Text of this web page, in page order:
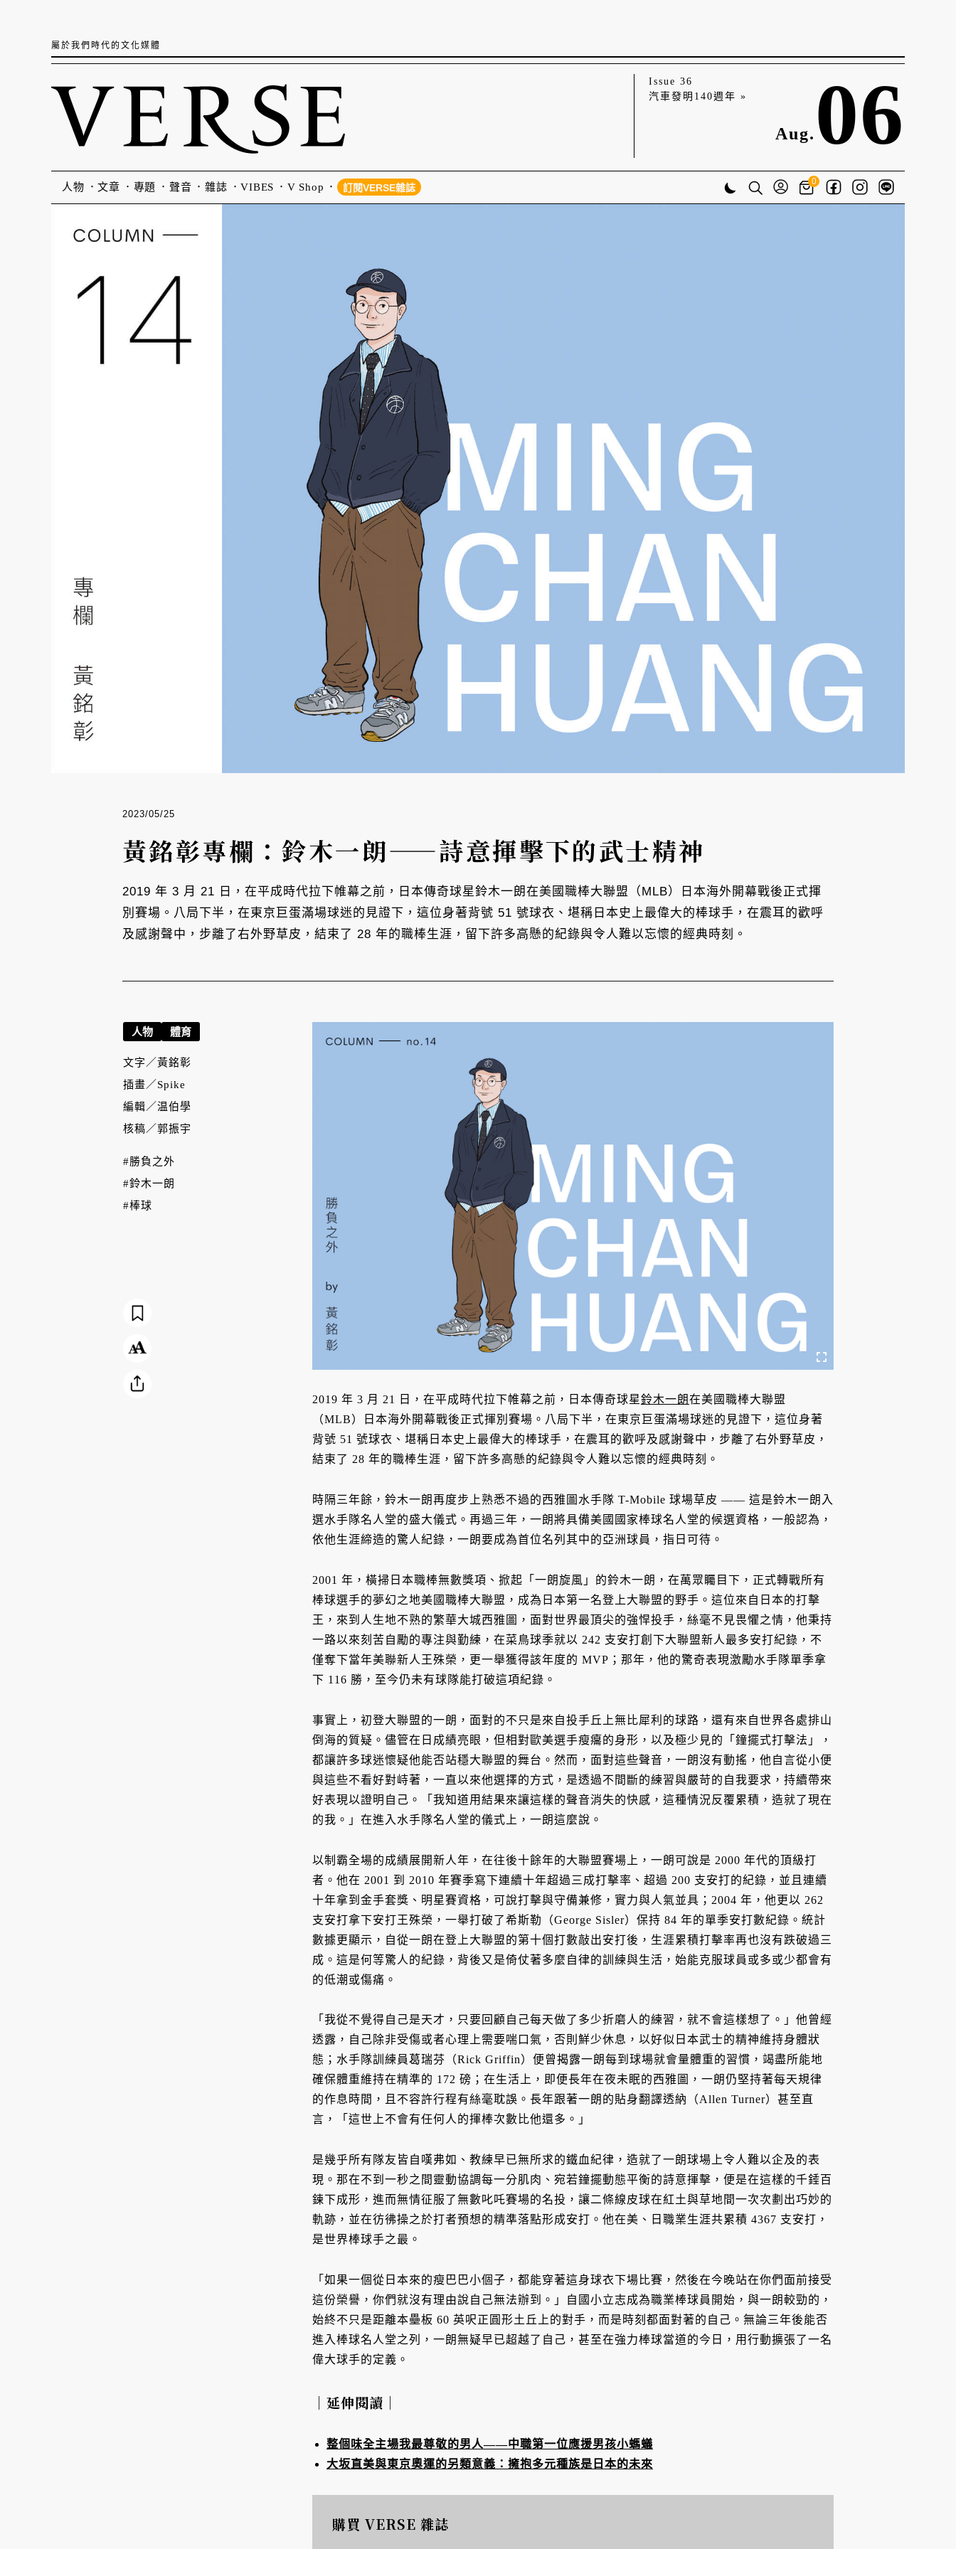
屬於我們時代的文化媒體
Issue 36
汽車發明140週年 »
Aug. 06
人物 文章 專題 聲音 雜誌 VIBES V Shop 訂閱VERSE雜誌
0
2023/05/25
黃銘彰專欄：鈴木一朗——詩意揮擊下的武士精神
2019 年 3 月 21 日，在平成時代拉下帷幕之前，日本傳奇球星鈴木一朗在美國職棒大聯盟（MLB）日本海外開幕戰後正式揮
別賽場。八局下半，在東京巨蛋滿場球迷的見證下，這位身著背號 51 號球衣、堪稱日本史上最偉大的棒球手，在震耳的歡呼
及感謝聲中，步離了右外野草皮，結束了 28 年的職棒生涯，留下許多高懸的紀錄與令人難以忘懷的經典時刻。
2019 年 3 月 21 日，在平成時代拉下帷幕之前，日本傳奇球星鈴木一朗在美國職棒大聯盟
（MLB）日本海外開幕戰後正式揮別賽場。八局下半，在東京巨蛋滿場球迷的見證下，這位身著
背號 51 號球衣、堪稱日本史上最偉大的棒球手，在震耳的歡呼及感謝聲中，步離了右外野草皮，
結束了 28 年的職棒生涯，留下許多高懸的紀錄與令人難以忘懷的經典時刻。
時隔三年餘，鈴木一朗再度步上熟悉不過的西雅圖水手隊 T-Mobile 球場草皮 —— 這是鈴木一朗入
選水手隊名人堂的盛大儀式。再過三年，一朗將具備美國國家棒球名人堂的候選資格，一般認為，
依他生涯締造的驚人紀錄，一朗要成為首位名列其中的亞洲球員，指日可待。
2001 年，橫掃日本職棒無數獎項、掀起「一朗旋風」的鈴木一朗，在萬眾矚目下，正式轉戰所有
棒球選手的夢幻之地美國職棒大聯盟，成為日本第一名登上大聯盟的野手。這位來自日本的打擊
王，來到人生地不熟的繁華大城西雅圖，面對世界最頂尖的強悍投手，絲毫不見畏懼之情，他秉持
一路以來刻苦自勵的專注與勤練，在菜鳥球季就以 242 支安打創下大聯盟新人最多安打紀錄，不
僅奪下當年美聯新人王殊榮，更一舉獲得該年度的 MVP；那年，他的驚奇表現激勵水手隊單季拿
下 116 勝，至今仍未有球隊能打破這項紀錄。
事實上，初登大聯盟的一朗，面對的不只是來自投手丘上無比犀利的球路，還有來自世界各處排山
倒海的質疑。儘管在日成績亮眼，但相對歐美選手瘦癟的身形，以及極少見的「鐘擺式打擊法」，
都讓許多球迷懷疑他能否站穩大聯盟的舞台。然而，面對這些聲音，一朗沒有動搖，他自言從小便
與這些不看好對峙著，一直以來他選擇的方式，是透過不間斷的練習與嚴苛的自我要求，持續帶來
好表現以證明自己。「我知道用結果來讓這樣的聲音消失的快感，這種情況反覆累積，造就了現在
的我。」在進入水手隊名人堂的儀式上，一朗這麼說。
以制霸全場的成績展開新人年，在往後十餘年的大聯盟賽場上，一朗可說是 2000 年代的頂級打
者。他在 2001 到 2010 年賽季寫下連續十年超過三成打擊率、超過 200 支安打的紀錄，並且連續
十年拿到金手套獎、明星賽資格，可說打擊與守備兼修，實力與人氣並具；2004 年，他更以 262
支安打拿下安打王殊榮，一舉打破了希斯勒（George Sisler）保持 84 年的單季安打數紀錄。統計
數據更顯示，自從一朗在登上大聯盟的第十個打數敲出安打後，生涯累積打擊率再也沒有跌破過三
成。這是何等驚人的紀錄，背後又是倚仗著多麼自律的訓練與生活，始能克服球員或多或少都會有
的低潮或傷痛。
「我從不覺得自己是天才，只要回顧自己每天做了多少折磨人的練習，就不會這樣想了。」他曾經
透露，自己除非受傷或者心理上需要喘口氣，否則鮮少休息，以好似日本武士的精神維持身體狀
態；水手隊訓練員葛瑞芬（Rick Griffin）便曾揭露一朗每到球場就會量體重的習慣，竭盡所能地
確保體重維持在精準的 172 磅；在生活上，即便長年在夜未眠的西雅圖，一朗仍堅持著每天規律
的作息時間，且不容許行程有絲毫耽誤。長年跟著一朗的貼身翻譯透納（Allen Turner）甚至直
言，「這世上不會有任何人的揮棒次數比他還多。」
是幾乎所有隊友皆自嘆弗如、教練早已無所求的鐵血紀律，造就了一朗球場上令人難以企及的表
現。那在不到一秒之間靈動協調每一分肌肉、宛若鐘擺動態平衡的詩意揮擊，便是在這樣的千錘百
鍊下成形，進而無情征服了無數叱吒賽場的名投，讓二條線皮球在紅土與草地間一次次劃出巧妙的
軌跡，並在彷彿操之於打者預想的精準落點形成安打。他在美、日職業生涯共累積 4367 支安打，
是世界棒球手之最。
「如果一個從日本來的瘦巴巴小個子，都能穿著這身球衣下場比賽，然後在今晚站在你們面前接受
這份榮譽，你們就沒有理由說自己無法辦到。」自國小立志成為職業棒球員開始，與一朗較勁的，
始終不只是距離本壘板 60 英呎正圓形土丘上的對手，而是時刻都面對著的自己。無論三年後能否
進入棒球名人堂之列，一朗無疑早已超越了自己，甚至在強力棒球當道的今日，用行動擴張了一名
偉大球手的定義。
｜延伸閱讀｜
整個味全主場我最尊敬的男人——中職第一位應援男孩小螞蟻
大坂直美與東京奧運的另類意義：擁抱多元種族是日本的未來
購買 VERSE 雜誌
人物 體育
文字／黃銘彰
插畫／ Spike
編輯／温伯學
核稿／郭振宇
#勝負之外
#鈴木一朗
#棒球